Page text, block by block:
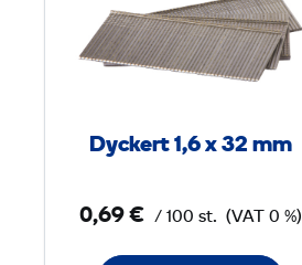
c
k
e
t
6
Dyckert 1,6 x 32 mm
0,69 € / 100 st. (VAT 0 %)